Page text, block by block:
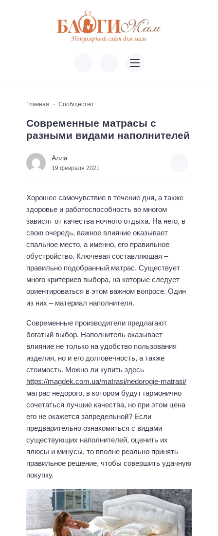
Главная Сообщество
Современные матрасы с
разными видами наполнителей
Алла
19 февраля 2021
Хорошее самочувствие в течение дня, а также
здоровье и работоспособность во многом
зависят от качества ночного отдыха. На него, в
свою очередь, важное влияние оказывает
спальное место, а именно, его правильное
обустройство. Ключевая составляющая –
правильно подобранный матрас. Существует
много критериев выбора, на которые следует
ориентироваться в этом важном вопросе. Один
из них – материал наполнителя.
Современные производители предлагают
богатый выбор. Наполнитель оказывает
влияние не только на удобство пользования
изделия, но и его долговечность, а также
стоимость. Можно ли купить здесь
https://magdek.com.ua/matrasi/nedorogie-matrasi/
матрас недорого, в котором будут гармонично
сочетаться лучшие качества, но при этом цена
его не окажется запредельной? Если
предварительно ознакомиться с видами
существующих наполнителей, оценить их
плюсы и минусы, то вполне реально принять
правильное решение, чтобы совершить удачную
покупку.